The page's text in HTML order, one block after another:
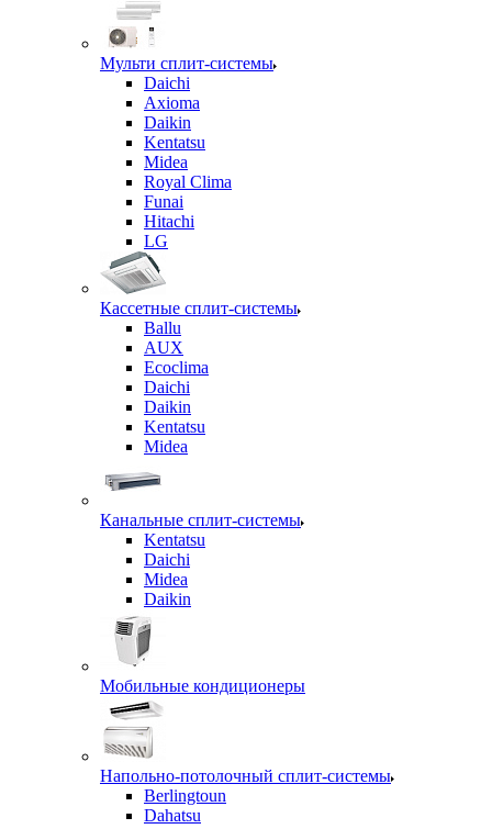
Мульти сплит-системы
Daichi
Axioma
Daikin
Kentatsu
Midea
Royal Clima
Funai
Hitachi
LG
Кассетные сплит-системы
Ballu
AUX
Ecoclima
Daichi
Daikin
Kentatsu
Midea
Канальные сплит-системы
Kentatsu
Daichi
Midea
Daikin
Мобильные кондиционеры
Напольно-потолочный сплит-системы
Berlingtoun
Dahatsu